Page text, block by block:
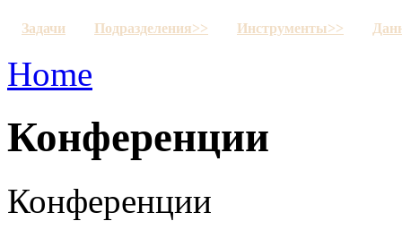
Задачи Подразделения>> Инструменты>>
Home
Конференции
Конференции